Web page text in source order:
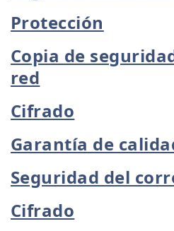
Protección
Copia de
red
Cifrado
Garantía de
Seguridad del
Cifrado